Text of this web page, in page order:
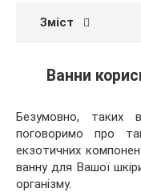
Зміст
Ванни
Безумовно, таких
поговоримо про
екзотичних
ванну для Вашої
організму.